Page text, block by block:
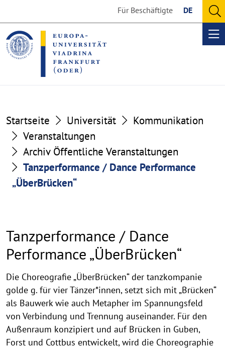
the
content
section
the
footer
section
Für Beschäftigte DE
Startseite Universität
Kommunikation
Veranstaltungen
Archiv Öffentliche Veranstaltungen
Tanzperformance / Dance Performance
„ÜberBrücken“
Tanzperformance / Dance
Performance „ÜberBrücken“
Die Choreografie „ÜberBrücken“ der tanzkompanie
golde g. für vier Tänzer*innen, setzt sich mit „Brücken“
als Bauwerk wie auch Metapher im Spannungsfeld
von Verbindung und Trennung auseinander. Für den
Außenraum konzipiert und auf Brücken in Guben,
Forst und Cottbus entwickelt, wird die Choreographie